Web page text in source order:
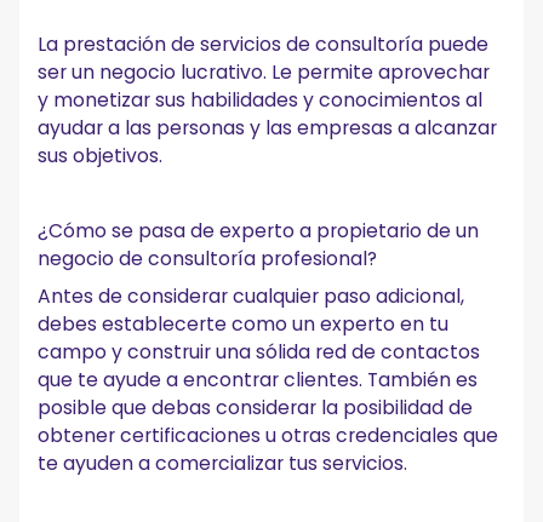
La prestación de servicios de consultoría puede
ser un negocio lucrativo. Le permite aprovechar
y monetizar sus habilidades y conocimientos al
ayudar a las personas y las empresas a alcanzar
sus objetivos.
¿Cómo se pasa de experto a propietario de un
negocio de consultoría profesional?
Antes de considerar cualquier paso adicional,
debes establecerte como un experto en tu
campo y construir una sólida red de contactos
que te ayude a encontrar clientes. También es
posible que debas considerar la posibilidad de
obtener certificaciones u otras credenciales que
te ayuden a comercializar tus servicios.